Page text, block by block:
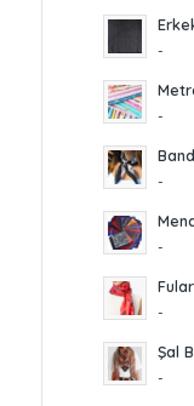
-
-
-
-
-
Şal
-